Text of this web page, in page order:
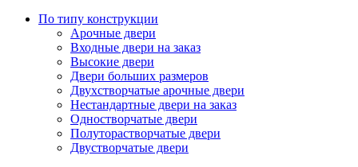
По типу конструкции
Арочные двери
Входные двери на заказ
Высокие двери
Двери больших размеров
Двухстворчатые арочные двери
Нестандартные двери на заказ
Одностворчатые двери
Полуторастворчатые двери
Двустворчатые двери